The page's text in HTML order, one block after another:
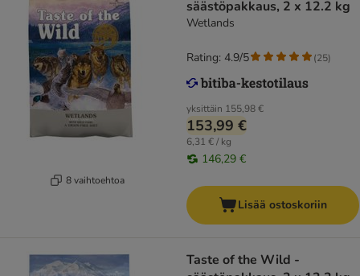
8 vaihtoehtoa
säästöpakkaus, 2 x 12.2 kg
Wetlands
yksittäin 155,98 €
153,99 €
6,31 € / kg
146,29 €
Rating: 4.9/5 (25)
Lisää ostoskoriin
Taste of the Wild -